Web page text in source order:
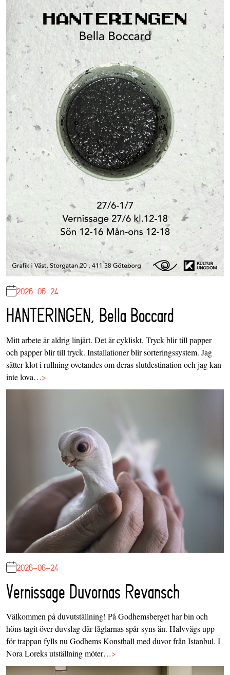
2026-06-24
HANTERINGEN, Bella Boccard
Mitt arbete är aldrig linjärt. Det är cykliskt. Tryck blir till papper
och papper blir till tryck. Installationer blir sorteringssystem. Jag
sätter klot i rullning ovetandes om deras slutdestination och jag kan
inte lova…>
2026-06-24
Vernissage Duvornas Revansch
Välkommen på duvutställning! På Godhemsberget har bin och
höns tagit över duvslag där fåglarnas spår syns än. Halvvägs upp
för trappan fylls nu Godhems Konsthall med duvor från Istanbul. I
Nora Loreks utställning möter…>